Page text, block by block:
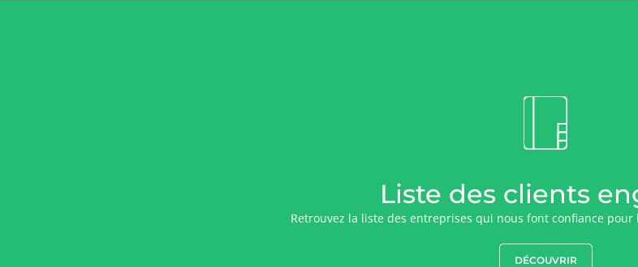
Liste des clients
Retrouvez la liste des entreprises qui nous font confiance
DÉCOUVRIR